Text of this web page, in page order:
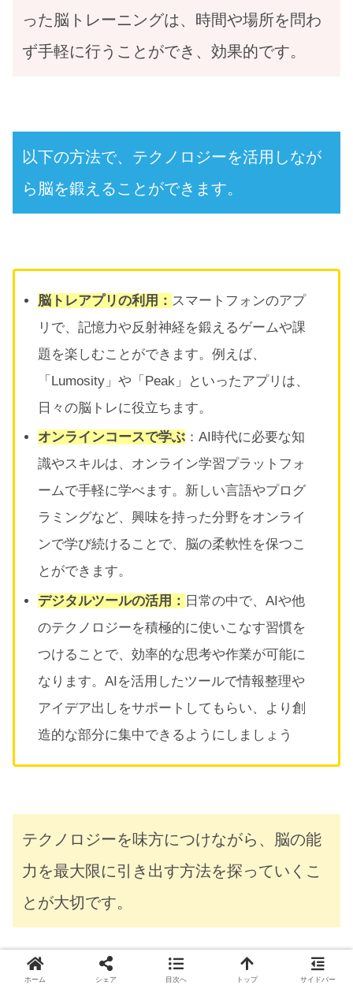
った脳トレーニングは、時間や場所を問わ
ず手軽に行うことができ、効果的です。
以下の方法で、テクノロジーを活用しなが
ら脳を鍛えることができます。
脳トレアプリの利用： スマートフォンのアプ
リで、記憶力や反射神経を鍛えるゲームや課
題を楽しむことができます。例えば、
「Lumosity」や「Peak」といったアプリは、
日々の脳トレに役立ちます。
オンラインコースで学ぶ ：AI時代に必要な知
識やスキルは、オンライン学習プラットフォ
ームで手軽に学べます。新しい言語やプログ
ラミングなど、興味を持った分野をオンライ
ンで学び続けることで、脳の柔軟性を保つこ
とができます。
デジタルツールの活用： 日常の中で、AIや他
のテクノロジーを積極的に使いこなす習慣を
つけることで、効率的な思考や作業が可能に
なります。AIを活用したツールで情報整理や
アイデア出しをサポートしてもらい、より創
造的な部分に集中できるようにしましょう
テクノロジーを味方につけながら、脳の能
力を最大限に引き出す方法を探っていくこ
とが大切です。
ホーム シェア 目次へ トップ サイドバー